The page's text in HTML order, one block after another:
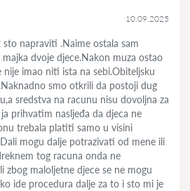
10.09.2025
sto napraviti .Naime ostala sam
dvoje djece.Nakon muza ostao
imao niti ista na sebi.Obiteljsku
smo otkrili da postoji dug
sredstva na racunu nisu dovoljna za
prihvatim nasljeđa da djeca ne
trebala platiti samo u visini
mogu dalje potrazivati od mene ili
tog racuna onda ne
zbog maloljetne djece se ne mogu
ide procedura dalje za to i sto mi je